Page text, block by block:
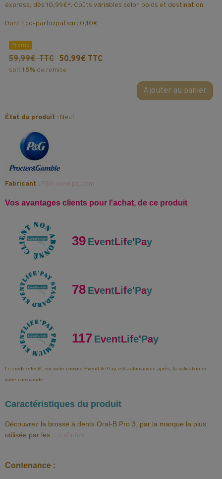
express, dès 10,99€*. Coûts variables selon poids et destination.
Dont Eco-participation : 0,10€
Promo
59,99€ TTC 50,99€ TTC
soit 15% de remise
Ajouter au panier
État du produit : Neuf
Fabricant : P&G www.pg.com
Vos avantages clients pour l'achat, de ce produit
39 EventLife'Pay
78 EventLife'Pay
117 EventLife'Pay
Le crédit effectif, sur votre compte EventLife'Pay, est automatique après, la validation de
votre commande.
Caractéristiques du produit
Découvrez la brosse à dents Oral-B Pro 3, par la marque la plus
utilisée par les... + d’infos
Contenance :